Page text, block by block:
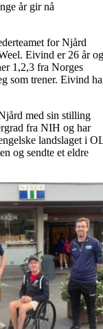
år gir nå
for Njård
Eivind er 26 år og
1,2,3 fra Norges
som trener. Eivind
med sin stilling
fra NIH og har
landslaget i
og sendte et eldre